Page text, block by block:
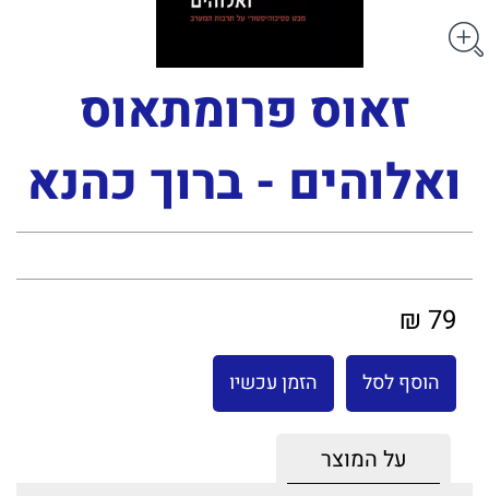
זאוס פרומתאוס
ואלוהים - ברוך כהנא
79 ₪
הוסף לסל הזמן עכשיו
על המוצר